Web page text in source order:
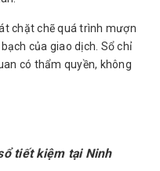
chặt chẽ quá trình mượn
của giao dịch. Sổ chỉ
có thẩm quyền, không
tiết kiệm tại Ninh